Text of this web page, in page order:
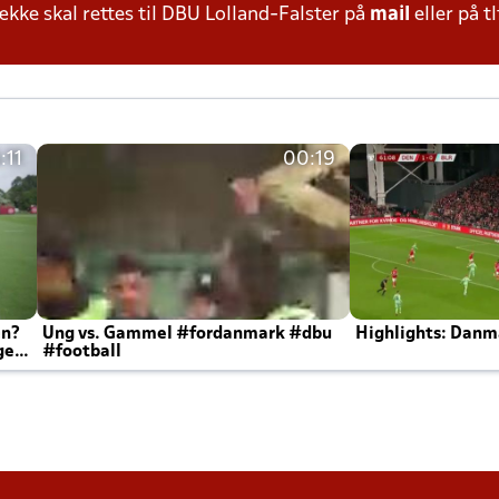
skal rettes til DBU Lolland-Falster på mail eller på
00:19
Ung vs. Gammel #fordanmark #dbu
#football
Highlights: